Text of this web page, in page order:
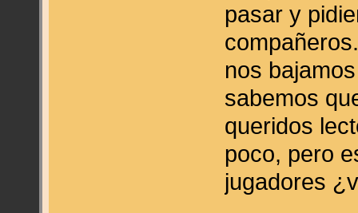
pasar y
nos
sabemos
queridos
poco, pero
jugadores